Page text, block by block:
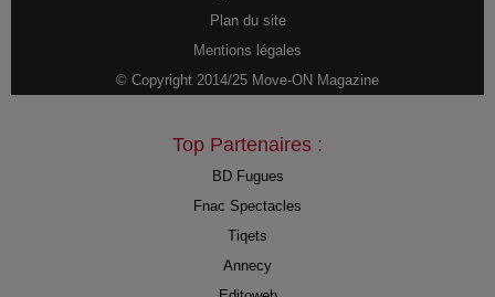
Plan du site
Mentions légales
© Copyright 2014/25 Move-ON Magazine
Top Partenaires :
BD Fugues
Fnac Spectacles
Tiqets
Annecy